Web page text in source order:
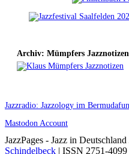
Archiv: Mümpfers Jazznotizen
Jazzradio: Jazzology im
Mastodon Account
JazzPages - Jazz in
Schindelbeck | ISSN 2751-4099